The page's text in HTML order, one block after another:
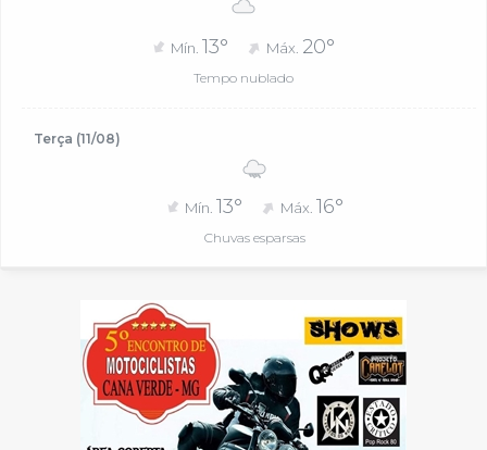
Mín. 13° Máx. 20°
Tempo nublado
Terça (11/08)
Mín. 13° Máx. 16°
Chuvas esparsas